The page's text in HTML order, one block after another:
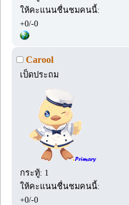
ให้คะแนนชื่นชมคนนี้:
+0/-0
Carool
เป็ดประถม
กระทู้: 1
ให้คะแนนชื่นชมคนนี้:
+0/-0